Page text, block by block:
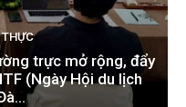
trực mở rộng, đẩy
(Ngày Hội du lịch